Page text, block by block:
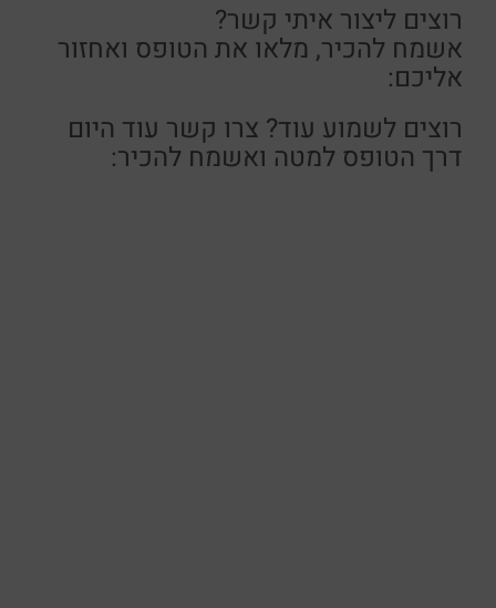
רוצים ליצור איתי קשר?
אשמח להכיר, מלאו את הטופס ואחזור
אליכם:
רוצים לשמוע עוד? צרו קשר עוד היום
דרך הטופס למטה ואשמח להכיר: